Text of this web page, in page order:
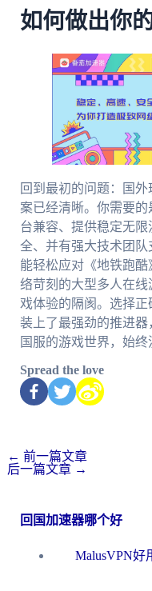
如何做出你
回到最初的问题：国
案已经清晰。你需要
台兼容、提供稳定无
全、并有强大技术团
能轻松应对《地铁跑
络苛刻的大型多人在
戏体验的隔阂。选择
装上了最强劲的推进器
国服的游戏世界，始终
Spread the love
← 前一篇文章
后一篇文章 →
回国加速器哪个好